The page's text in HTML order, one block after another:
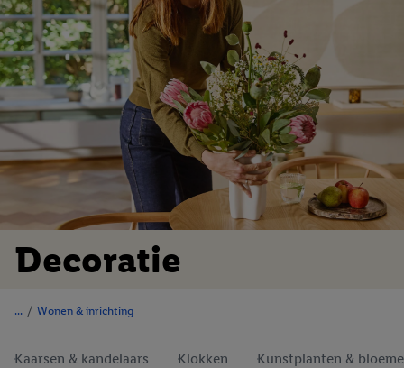
Decoratie
/ Wonen & inrichting
Kaarsen & kandelaars Klokken Kunstplanten &